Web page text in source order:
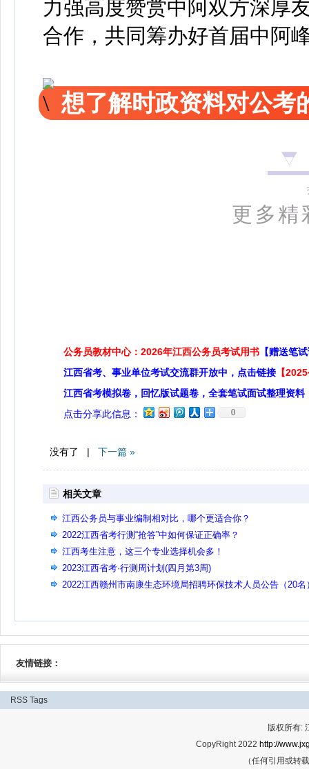
力强高度赞赏中阿双方深厚
合作，共同筹办好首届中阿
想了解时政资料对公考
更多精
公务员教材中心：2026年江西公务员考试用书 【赠送笔
江西省考、事业单位考试交流群开放中，点击链接 【
江西省考模拟卷，回忆版试题卷，全套笔试面试整理资料
点击分享此信息：
0
没有了 | 下一篇 »
相关文章
江西公务员与事业编制相对比，哪个更适合你？
2022江西省考行测“抢答”中如何保证正确率？
江西考生注意，这三个专业选择机会多！
2023江西省考·行测周计划(四月第3周)
2022江西赣州市南康生态环境局招聘环保技术人员公告（20名
友情链接：
RSS Tags
版权所有:
CopyRight 2022 http://
（任何引用或转